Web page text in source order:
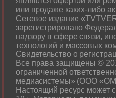
или продаже каких-либо
Сетевое издание
зарегистрировано
надзору в сфере связи,
технологий и массовых
Свидетельство о
Все права защищены ©
ограниченной
медиасистемы» (ООО
Настоящий ресурс может